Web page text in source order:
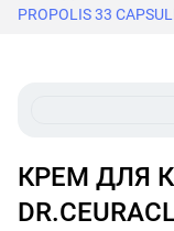
PROPOLIS 33
КРЕМ ДЛЯ КОЖИ ВОКРУГ ГЛАЗ